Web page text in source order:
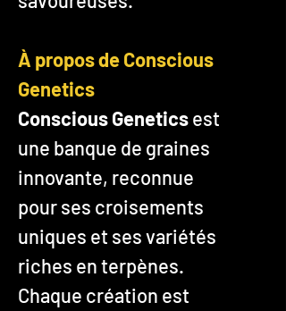
À propos de Conscious
Genetics
Conscious Geneticsest
une banque de graines
innovante, reconnue
pour ses croisements
uniques et ses variétés
riches en terpènes.
Chaque création est